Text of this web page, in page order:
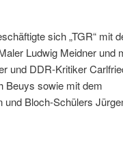
sich „TGR“ mit
Ludwig Meidner und
und DDR-Kritiker
Beuys sowie mit dem
und Bloch-Schülers